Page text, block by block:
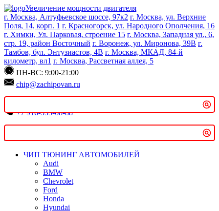
Увеличение мощности двигателя
г. Москва, Алтуфьевское шоссе, 97к2 г. Москва, ул. Верхние
Поля, 14, корп. 1 г. Красногорск, ул. Народного Ополчения, 16
г. Химки, Ул. Парковая, строение 15 г. Москва, Западная ул., 6,
стр. 19, район Восточный г. Воронеж, ул. Миронова, 39В г.
Тамбов, бул. Энтузиастов, 4В г. Москва, МКАД, 84-й
километр, вл1 г. Москва, Рассветная аллея, 5
ПН-ВС: 9:00-21:00
chip@zachipovan.ru
+7 916-555-68-88
Записаться онлайн
ЧИП ТЮНИНГ АВТОМОБИЛЕЙ
Audi
BMW
Chevrolet
Ford
Honda
Hyundai
Поиск